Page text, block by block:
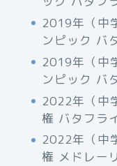
2019年（中
ンピック バ
2019年（中
ンピック バ
2022年（中
権 バタフラ
2022年（中
権 メドレー